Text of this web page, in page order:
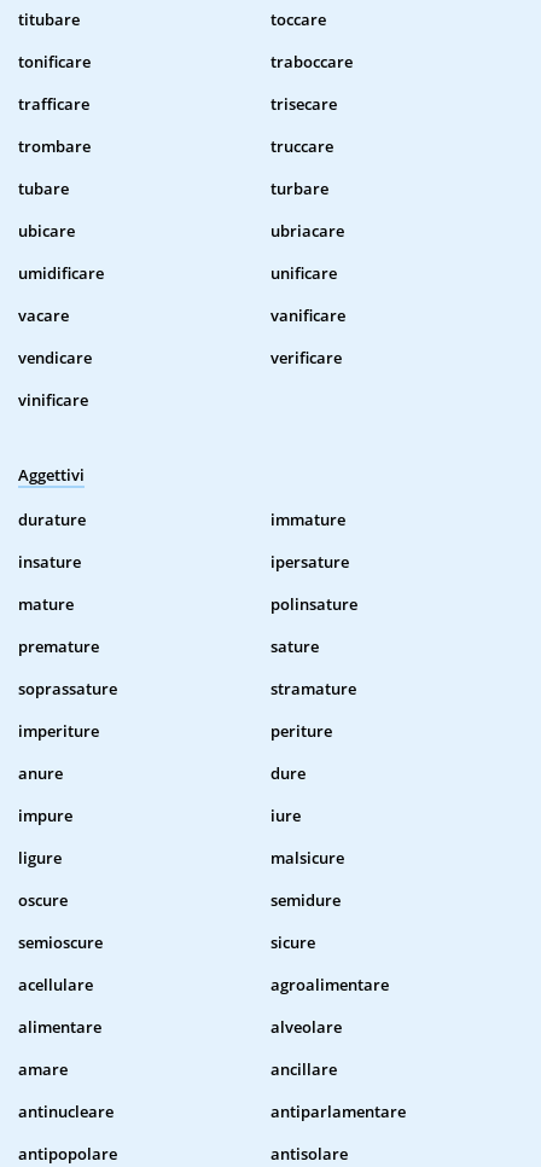
titubare
toccare
tonificare
traboccare
trafficare
trisecare
trombare
truccare
tubare
turbare
ubicare
ubriacare
umidificare
unificare
vacare
vanificare
vendicare
verificare
vinificare
Aggettivi
durature
immature
insature
ipersature
mature
polinsature
premature
sature
soprassature
stramature
imperiture
periture
anure
dure
impure
iure
ligure
malsicure
oscure
semidure
semioscure
sicure
acellulare
agroalimentare
alimentare
alveolare
amare
ancillare
antinucleare
antiparlamentare
antipopolare
antisolare